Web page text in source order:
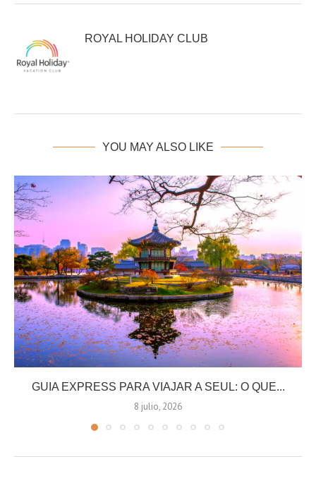
ROYAL HOLIDAY CLUB
YOU MAY ALSO LIKE
GUIA EXPRESS PARA VIAJAR A SEUL: O QUE...
8 julio, 2026